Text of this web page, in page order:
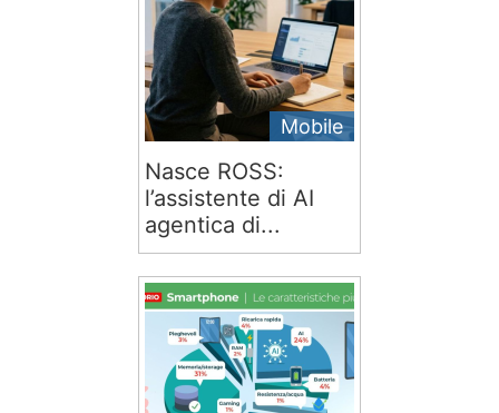
Mobile
Nasce ROSS:
l’assistente di AI
agentica di...